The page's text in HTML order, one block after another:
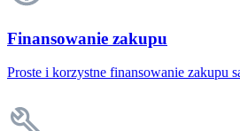
Finansowanie zakupu
Proste i korzystne finansowanie zakupu